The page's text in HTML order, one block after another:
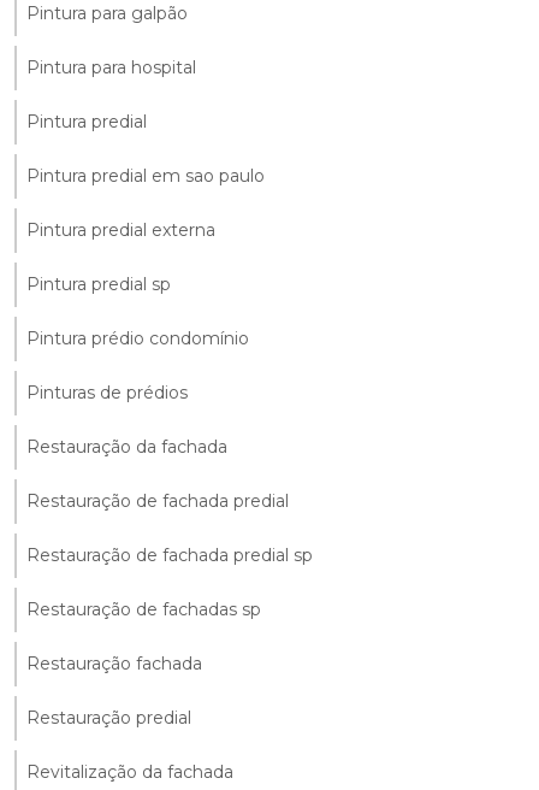
Pintura para galpão
Pintura para hospital
Pintura predial
Pintura predial em sao paulo
Pintura predial externa
Pintura predial sp
Pintura prédio condomínio
Pinturas de prédios
Restauração da fachada
Restauração de fachada predial
Restauração de fachada predial sp
Restauração de fachadas sp
Restauração fachada
Restauração predial
Revitalização da fachada